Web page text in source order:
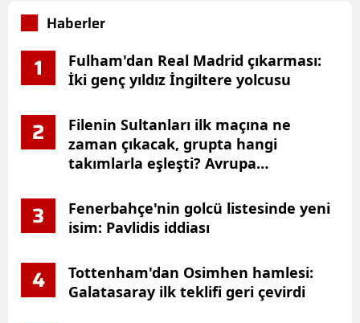
Haberler
1
Fulham'dan Real Madrid çıkarması:
İki genç yıldız İngiltere yolcusu
2
Filenin Sultanları ilk maçına ne
zaman çıkacak, grupta hangi
takımlarla eşleşti? Avrupa
3
Fenerbahçe'nin golcü listesinde yeni
isim: Pavlidis iddiası
4
Tottenham'dan Osimhen hamlesi:
Galatasaray ilk teklifi geri çevirdi